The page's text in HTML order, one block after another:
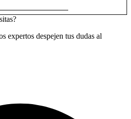
expertos despejen tus dudas al